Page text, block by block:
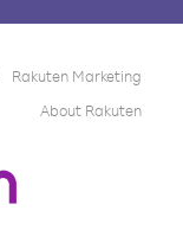
Rakuten Marketing
About Rakuten